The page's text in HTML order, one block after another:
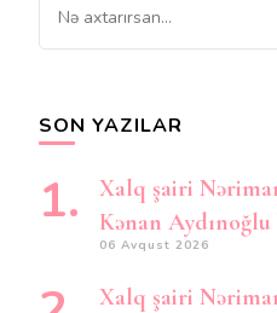
Bir
şey
SON YAZILAR
Xalq şairi
Kənan
06 Avqust 2026
Xalq şairi